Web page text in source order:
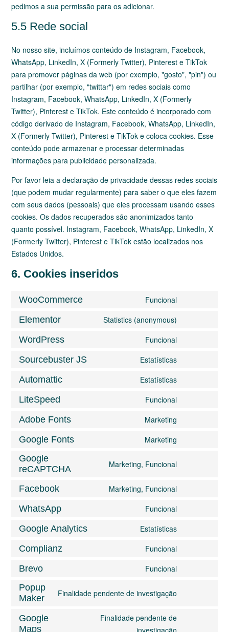
pedimos a sua permissão para os adicionar.
5.5 Rede social
No nosso site, incluímos conteúdo de Instagram, Facebook,
WhatsApp, LinkedIn, X (Formerly Twitter), Pinterest e TikTok
para promover páginas da web (por exemplo, "gosto", "pin") ou
partilhar (por exemplo, "twittar") em redes sociais como
Instagram, Facebook, WhatsApp, LinkedIn, X (Formerly
Twitter), Pinterest e TikTok. Este conteúdo é incorporado com
código derivado de Instagram, Facebook, WhatsApp, LinkedIn,
X (Formerly Twitter), Pinterest e TikTok e coloca cookies. Esse
conteúdo pode armazenar e processar determinadas
informações para publicidade personalizada.
Por favor leia a declaração de privacidade dessas redes sociais
(que podem mudar regularmente) para saber o que eles fazem
com seus dados (pessoais) que eles processam usando esses
cookies. Os dados recuperados são anonimizados tanto
quanto possível. Instagram, Facebook, WhatsApp, LinkedIn, X
(Formerly Twitter), Pinterest e TikTok estão localizados nos
Estados Unidos.
6. Cookies inseridos
WooCommerce
Funcional
Elementor
Statistics (anonymous)
WordPress
Funcional
Sourcebuster JS
Estatísticas
Automattic
Estatísticas
LiteSpeed
Funcional
Adobe Fonts
Marketing
Google Fonts
Marketing
Google
reCAPTCHA
Marketing, Funcional
Facebook
Marketing, Funcional
WhatsApp
Funcional
Google Analytics
Estatísticas
Complianz
Funcional
Brevo
Funcional
Popup
Maker
Finalidade pendente de investigação
Google
Maps
Finalidade pendente de